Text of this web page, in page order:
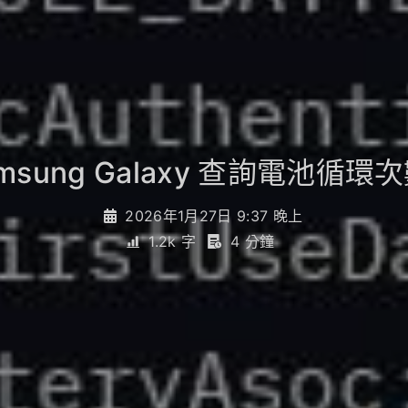
Galaxy 查詢電池循環
2026年1月27日 9:37 晚上
1.2k 字
4 分鐘